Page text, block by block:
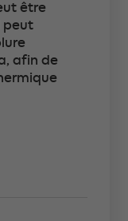
être
peut
afin de